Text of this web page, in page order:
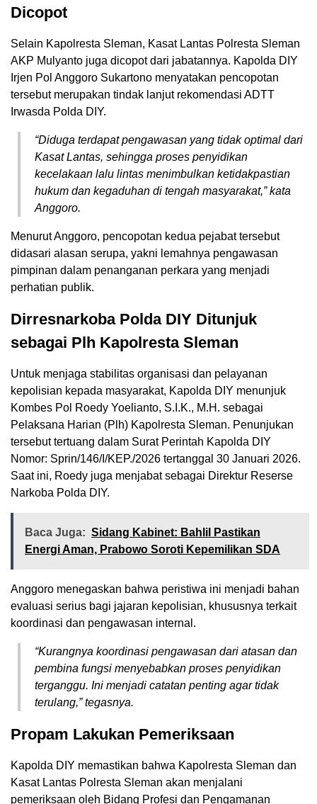
Dicopot
Selain Kapolresta Sleman, Kasat Lantas Polresta Sleman
AKP Mulyanto juga dicopot dari jabatannya. Kapolda DIY
Irjen Pol Anggoro Sukartono menyatakan pencopotan
tersebut merupakan tindak lanjut rekomendasi ADTT
Irwasda Polda DIY.
“Diduga terdapat pengawasan yang tidak optimal dari
Kasat Lantas, sehingga proses penyidikan
kecelakaan lalu lintas menimbulkan ketidakpastian
hukum dan kegaduhan di tengah masyarakat,” kata
Anggoro.
Menurut Anggoro, pencopotan kedua pejabat tersebut
didasari alasan serupa, yakni lemahnya pengawasan
pimpinan dalam penanganan perkara yang menjadi
perhatian publik.
Dirresnarkoba Polda DIY Ditunjuk
sebagai Plh Kapolresta Sleman
Untuk menjaga stabilitas organisasi dan pelayanan
kepolisian kepada masyarakat, Kapolda DIY menunjuk
Kombes Pol Roedy Yoelianto, S.I.K., M.H. sebagai
Pelaksana Harian (Plh) Kapolresta Sleman. Penunjukan
tersebut tertuang dalam Surat Perintah Kapolda DIY
Nomor: Sprin/146/I/KEP./2026 tertanggal 30 Januari 2026.
Saat ini, Roedy juga menjabat sebagai Direktur Reserse
Narkoba Polda DIY.
Baca Juga: Sidang Kabinet: Bahlil Pastikan
Energi Aman, Prabowo Soroti Kepemilikan SDA
Anggoro menegaskan bahwa peristiwa ini menjadi bahan
evaluasi serius bagi jajaran kepolisian, khususnya terkait
koordinasi dan pengawasan internal.
“Kurangnya koordinasi pengawasan dari atasan dan
pembina fungsi menyebabkan proses penyidikan
terganggu. Ini menjadi catatan penting agar tidak
terulang,” tegasnya.
Propam Lakukan Pemeriksaan
Kapolda DIY memastikan bahwa Kapolresta Sleman dan
Kasat Lantas Polresta Sleman akan menjalani
pemeriksaan oleh Bidang Profesi dan Pengamanan